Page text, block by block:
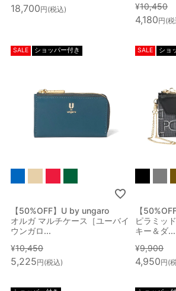
18,700 税込
¥10,450
4,180 税
SALE ショッパー付き
【50%OFF】U by ungaro
オルガ マルチケース［ユーバイ
ウンガロ...
¥10,450
5,225 税込
SALE ショ
【
ピラミッ
キー＆ダ...
¥9,900
4,950